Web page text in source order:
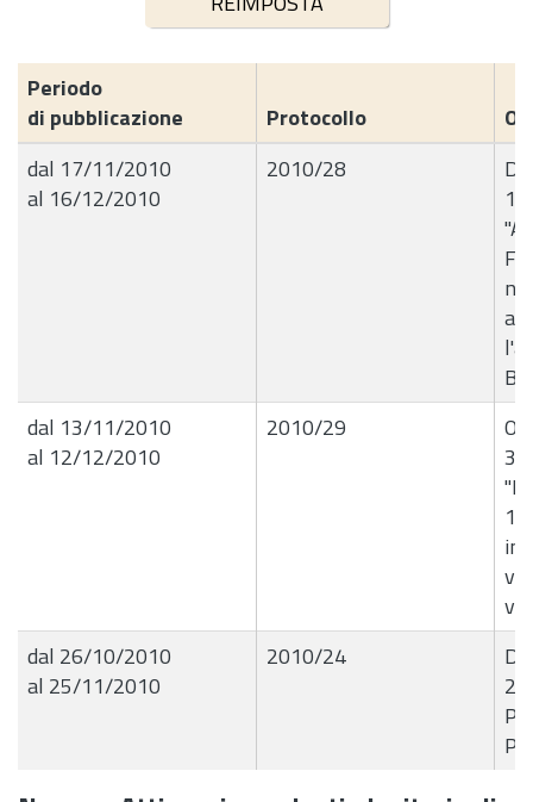
Periodo
di pubblicazione
Protocollo
dal 17/11/2010
al 16/12/2010
2010/28
dal 13/11/2010
al 12/12/2010
2010/29
in
dal 26/10/2010
al 25/11/2010
2010/24